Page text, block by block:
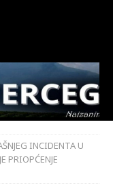
INCIDENTA U
PRIOPĆENJE